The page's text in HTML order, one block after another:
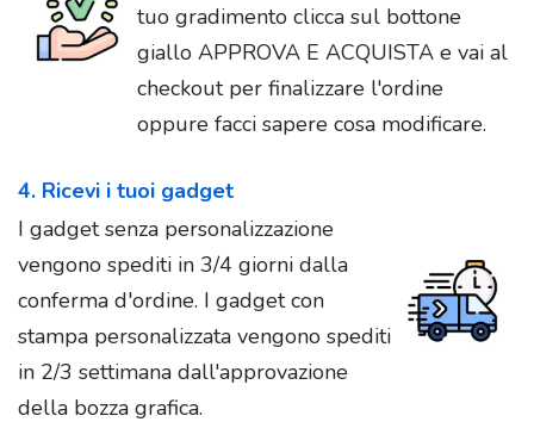
tuo gradimento clicca sul bottone
giallo APPROVA E ACQUISTA e vai al
checkout per finalizzare l'ordine
oppure facci sapere cosa modificare.
4. Ricevi i tuoi gadget
I gadget senza personalizzazione
vengono spediti in 3/4 giorni dalla
conferma d'ordine. I gadget con
stampa personalizzata vengono spediti
in 2/3 settimana dall'approvazione
della bozza grafica.